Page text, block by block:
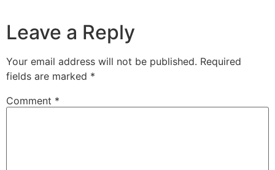
Leave a Reply
Your email address will not be published. Required
fields are marked *
Comment *